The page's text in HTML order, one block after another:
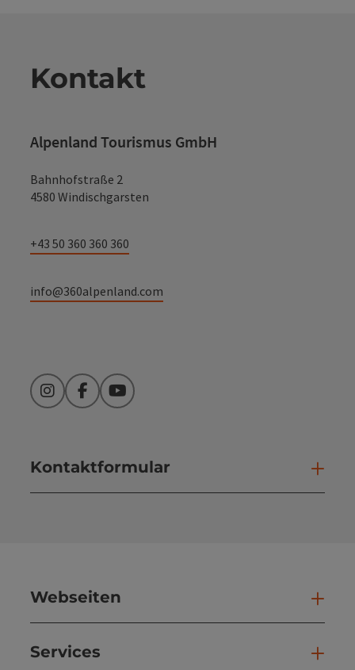
Kontakt
Alpenland Tourismus GmbH
Bahnhofstraße 2
4580 Windischgarsten
+43 50 360 360 360
info@360alpenland.com
InstagramFacebookYouTube
Kontaktformular
Webseiten
Services